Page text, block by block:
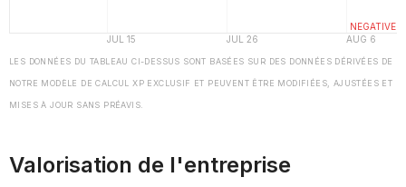
LES DONNÉES DU TABLEAU CI-DESSUS SONT BASÉES SUR DES DONNÉES DÉRIVÉES DE
NOTRE MODÈLE DE CALCUL XP EXCLUSIF ET PEUVENT ÊTRE MODIFIÉES, AJUSTÉES ET
MISES À JOUR SANS PRÉAVIS.
Valorisation de l'entreprise